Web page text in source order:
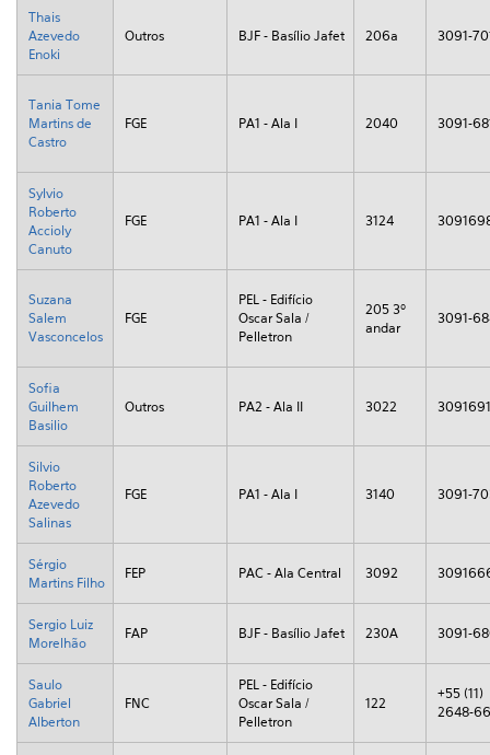
Thais
Azevedo
Enoki
Outros BJF - Basílio Jafet 206a 3091-
Tania Tome
Martins de
Castro
FGE PA1 - Ala I 2040 3091-
Sylvio
Roberto
Accioly
Canuto
FGE PA1 - Ala I 3124
Suzana
Salem
Vasconcelos
FGE
PEL - Edifício
Oscar Sala /
Pelletron
205 3º
andar
3091-
Sofia
Guilhem
Basilio
Outros PA2 - Ala II 3022
Silvio
Roberto
Azevedo
Salinas
FGE PA1 - Ala I 3140 3091-
Sérgio
Martins Filho
FEP PAC - Ala Central 3092
Sergio Luiz
Morelhão
FAP BJF - Basílio Jafet 230A 3091-
Saulo
Gabriel
Alberton
FNC
PEL - Edifício
Oscar Sala /
Pelletron
122
+55 (11)
2648-